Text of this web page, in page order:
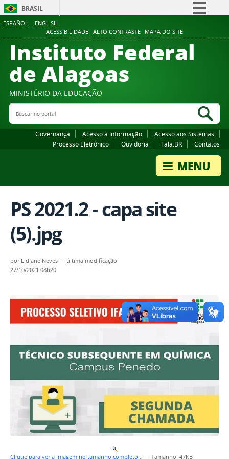
ESPAÑOL ENGLISH
ACESSIBILIDADE ALTO CONTRASTE MAPA DO SITE
BRASIL
Comunica BR
Participe
Canais
Instituto Federal
de Alagoas
MINISTÉRIO DA EDUCAÇÃO
Buscar no portal
Governança Acesso à Informação
Acesso aos Sistemas
Processo Eletrônico
Ouvidoria Fala.BR Contatos
PS 2021.2 - capa site
(5).jpg
por Lidiane Neves — última modificação
27/10/2021 08h20
Clique para ver a imagem no tamanho completo… — Tamanho: 47KB